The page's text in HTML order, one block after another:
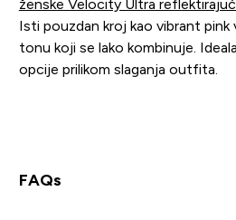
ženske Velocity Ultra
Isti pouzdan kroj kao vibrant pink
tonu koji se lako kombinuje.
opcije prilikom slaganja outfita.
FAQs